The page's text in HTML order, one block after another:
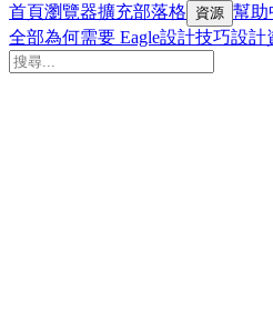
首頁瀏覽器擴充部落格 資源 幫助
全部為何需要 Eagle設計技巧設計